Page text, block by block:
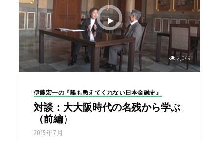
2,049
伊藤宏一の『誰も教えてくれない日本金融史』
対談：大大阪時代の名残から学ぶ
（前編）
2015年7月